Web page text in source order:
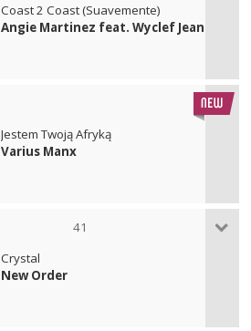
Coast 2 Coast (Suavemente)
Angie Martinez feat. Wyclef Jean
Jestem Twoją Afryką
Varius Manx
41
Crystal
New Order